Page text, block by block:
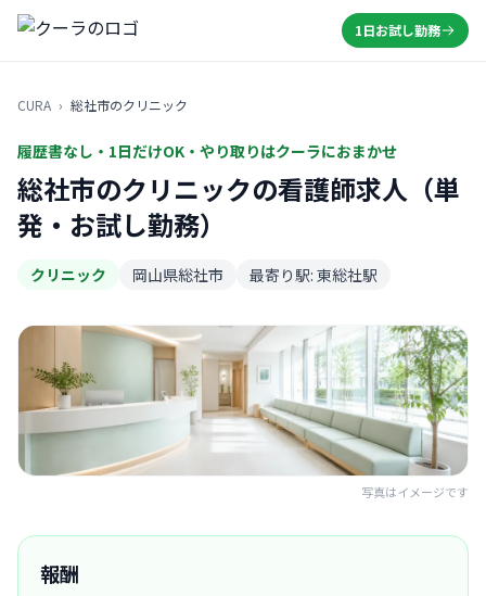
1日お試し勤務
CURA › 総社市のクリニック
履歴書なし・1日だけOK・やり取りはクーラにおまかせ
総社市のクリニックの看護師求人（単
発・お試し勤務）
クリニック 岡山県総社市 最寄り駅: 東総社駅
写真はイメージです
報酬